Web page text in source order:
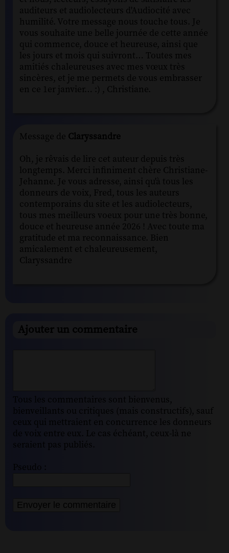
auditeurs et audiolecteurs d'Audiocité avec
humilité. Votre message nous touche tous. Je
vous souhaite une belle journée de cette année
qui commence, douce et heureuse, ainsi que
les jours et mois qui suivront… Toutes mes
amitiés chaleureuses avec mes vœux très
sincères, et je me permets de vous embrasser
en ce 1er janvier… :) , Christiane.
Message de Claryssandre
Oh, je rêvais de lire cet auteur depuis très
longtemps. Merci infiniment chère Christiane-
Jehanne. Je vous adresse, ainsi qu'à tous les
donneurs de voix, Fred, tous les auteurs
contemporains du site et les audiolecteurs,
tous mes meilleurs voeux pour une très bonne,
douce et heureuse année 2026 ! Avec toute ma
gratitude et ma reconnaissance. Bien
amicalement et chaleureusement,
Claryssandre
Ajouter un commentaire
Tous les commentaires sont bienvenus,
bienveillants ou critiques (mais constructifs), sauf
ceux qui mettraient en concurrence les donneurs
de voix entre eux. Le cas échéant, ceux-là ne
seraient pas publiés.
Pseudo :